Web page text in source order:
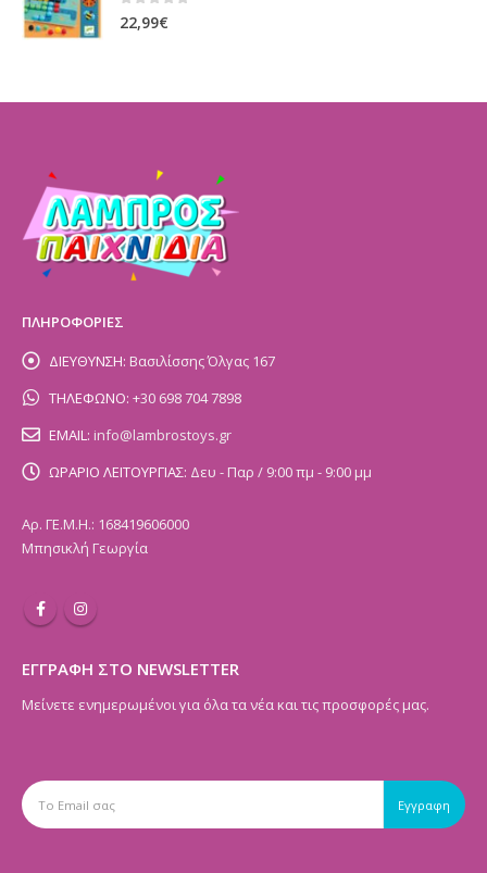
0 out of 5
22,99€
ΠΛΗΡΟΦΟΡΙΕΣ
ΔΙΕΥΘΥΝΣΗ: Βασιλίσσης Όλγας 167
ΤΗΛΕΦΩΝΟ: +30 698 704 7898
EMAIL: info@lambrostoys.gr
ΩΡΑΡΙΟ ΛΕΙΤΟΥΡΓΙΑΣ: Δευ - Παρ / 9:00 πμ - 9:00 μμ
Αρ. ΓΕ.Μ.Η.: 168419606000
Μπησικλή Γεωργία
ΕΓΓΡΑΦΗ ΣΤΟ NEWSLETTER
Μείνετε ενημερωμένοι για όλα τα νέα και τις προσφορές μας.